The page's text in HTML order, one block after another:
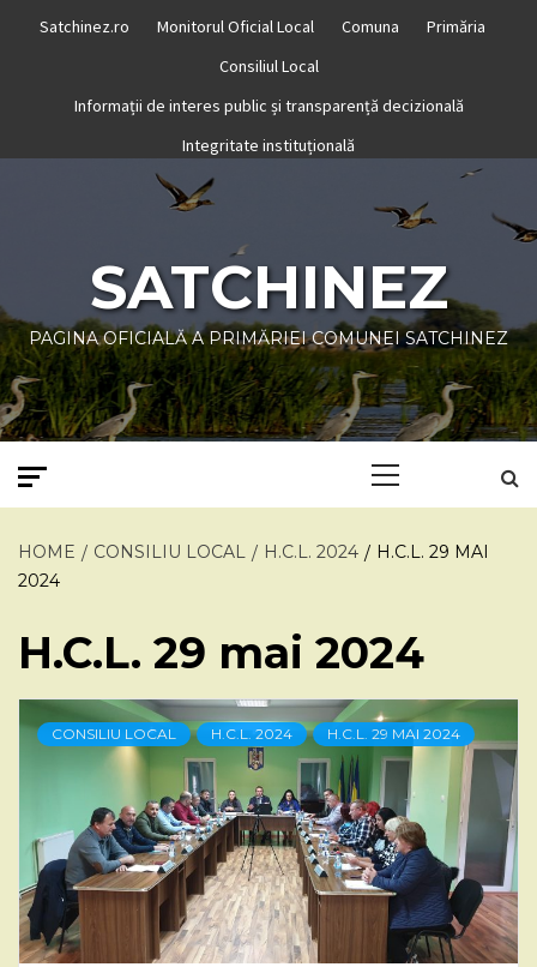
Satchinez.ro Monitorul Oficial Local Comuna
Primăria
Consiliul Local
Informații de interes public și transparență decizională
Integritate instituțională
SATCHINEZ
PAGINA OFICIALĂ A PRIMĂRIEI COMUNEI SATCHINEZ
HOME CONSILIU LOCAL H.C.L. 2024
H.C.L. 29 MAI
2024
H.C.L. 29 mai 2024
CONSILIU LOCAL H.C.L. 2024 H.C.L. 29 MAI 2024